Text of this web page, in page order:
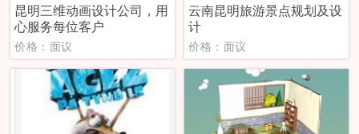
昆明三维动画设计公司，用
心服务每位客户
价格：面议
云南昆明旅游景点规划及设
计
价格：面议